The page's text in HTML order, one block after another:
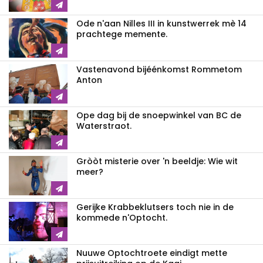
Ode n'aan Nilles III in kunstwerrek mè 14
prachtege memente.
Vastenavond bijéénkomst Rommetom
Anton
Ope dag bij de snoepwinkel van BC de
Waterstraot.
Gròòt misterie over 'n beeldje: Wie wit
meer?
Gerijke Krabbeklutsers toch nie in de
kommede n'Optocht.
Nuuwe Optochtroete eindigt mette